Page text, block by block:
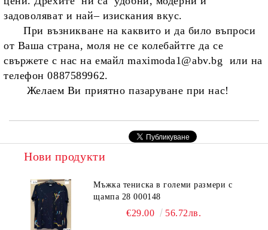
задоволяват и най– изискания вкус.
При възникване на каквито и да било въпроси
от Ваша страна, моля не се колебайтге да се
свържете с нас на емайл maximoda1@abv.bg или на
телефон 0887589962.
Желаем Ви приятно пазаруване при нас!
Нови продукти
Мъжка тениска в големи размери с
щампа 28 000148
€29.00 56.72лв.